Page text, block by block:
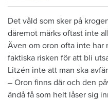
Det våld som sker på
däremot märks oftast inte
Även om oron ofta inte har
faktiska risken för att bli
Litzén inte att man ska
– Oron finns där och den
ändå få som helt låser sig